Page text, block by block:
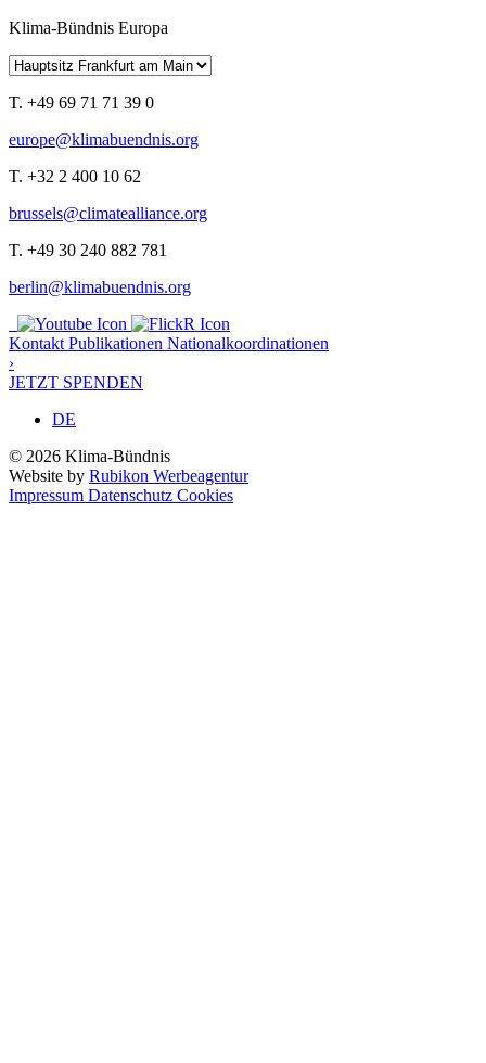
Klima-Bündnis Europa
T. +49 69 71 71 39 0
europe@klimabuendnis.org
T. +32 2 400 10 62
brussels@climatealliance.org
T. +49 30 240 882 781
berlin@klimabuendnis.org
Kontakt Publikationen Nationalkoordinationen
›
JETZT SPENDEN
DE
© 2026 Klima-Bündnis
Website by Rubikon Werbeagentur
Impressum Datenschutz Cookies